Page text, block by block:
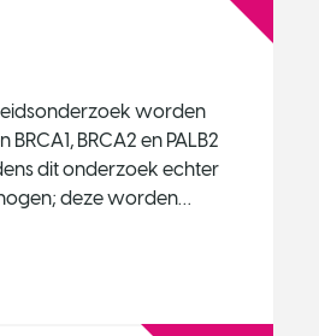
worden
BRCA2 en PALB2
dit onderzoek echter
deze worden